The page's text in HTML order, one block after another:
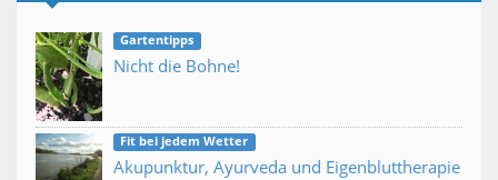
Gartentipps
Nicht die Bohne!
Fit bei jedem Wetter
Akupunktur, Ayurveda und Eigenbluttherapie